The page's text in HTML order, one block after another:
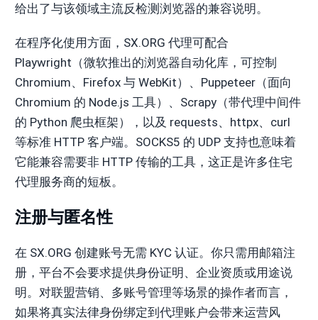
给出了与该领域主流反检测浏览器的兼容说明。
在程序化使用方面，SX.ORG 代理可配合
Playwright（微软推出的浏览器自动化库，可控制
Chromium、Firefox 与 WebKit）、Puppeteer（面向
Chromium 的 Node.js 工具）、Scrapy（带代理中间件
的 Python 爬虫框架），以及 requests、httpx、curl
等标准 HTTP 客户端。SOCKS5 的 UDP 支持也意味着
它能兼容需要非 HTTP 传输的工具，这正是许多住宅
代理服务商的短板。
注册与匿名性
在 SX.ORG 创建账号无需 KYC 认证。你只需用邮箱注
册，平台不会要求提供身份证明、企业资质或用途说
明。对联盟营销、多账号管理等场景的操作者而言，
如果将真实法律身份绑定到代理账户会带来运营风